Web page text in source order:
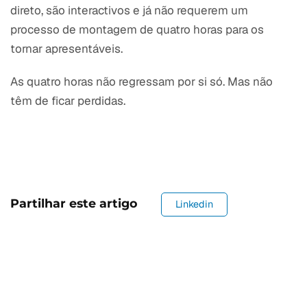
direto, são interactivos e já não requerem um
processo de montagem de quatro horas para os
tornar apresentáveis.
As quatro horas não regressam por si só. Mas não
têm de ficar perdidas.
Partilhar este artigo Linkedin